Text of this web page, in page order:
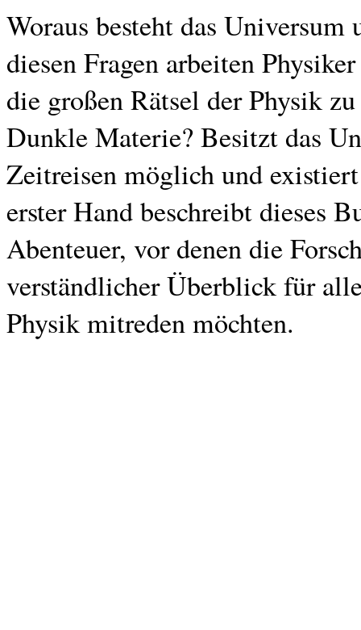
Woraus besteht das
diesen Fragen arbeiten
die großen Rätsel der Physik
Dunkle Materie? Besitzt das
Zeitreisen möglich und
erster Hand beschreibt dieses
Abenteuer, vor denen die
verständlicher Überblick für
Physik mitreden möchten.